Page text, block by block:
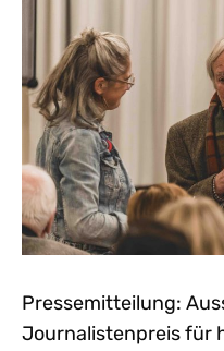
Pressemitteilung:
Journalistenpreis für